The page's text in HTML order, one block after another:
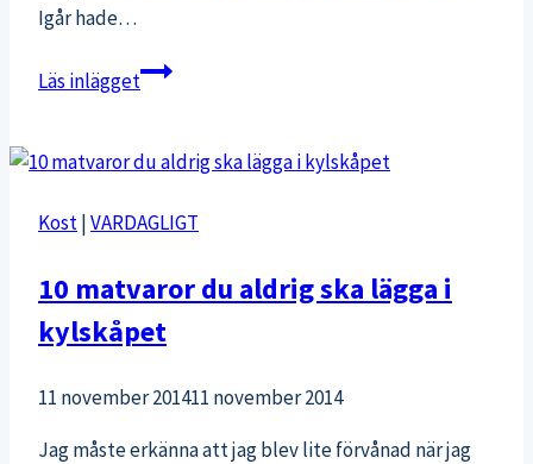
Igår hade…
Läs inläggetPirrig
Kost|VARDAGLIGT
10 matvaror du aldrig ska lägga i
kylskåpet
11 november 201411 november 2014
Jag måste erkänna att jag blev lite förvånad när jag